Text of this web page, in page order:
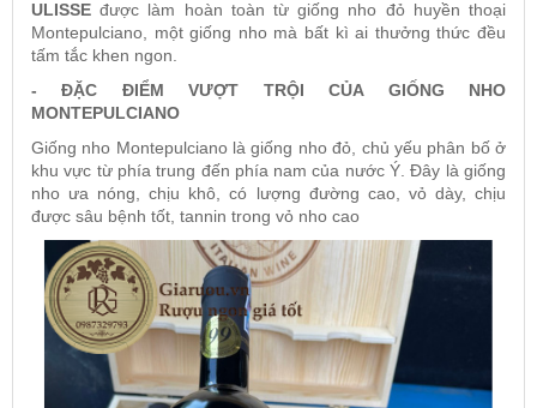
ULISSEđược làm hoàn toàn từ giống nho đỏ huyền thoại
Montepulciano, một giống nho mà bất kì ai thưởng thức đều
tấm tắc khen ngon.
- ĐẶC ĐIỂM VƯỢT TRỘI CỦA GIỐNG NHO
MONTEPULCIANO
Giống nho Montepulciano là giống nho đỏ, chủ yếu phân bố ở
khu vực từ phía trung đến phía nam của nước Ý. Đây là giống
nho ưa nóng, chịu khô, có lượng đường cao, vỏ dày, chịu
được sâu bệnh tốt, tannin trong vỏ nho cao